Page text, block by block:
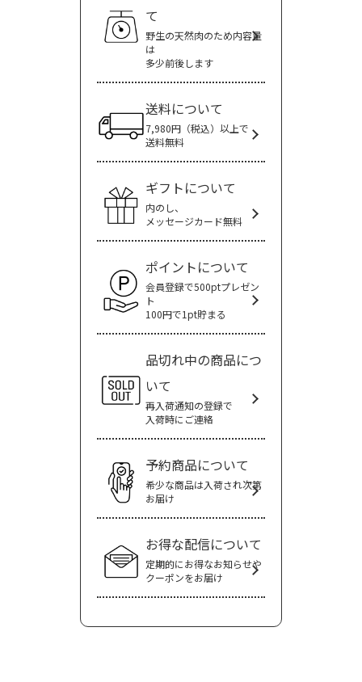
て
野生の天然肉のため内容量
は
多少前後します
送料について
7,980円（税込）以上で
送料無料
ギフトについて
内のし、
メッセージカード無料
ポイントについて
会員登録で500ptプレゼン
ト
100円で1pt貯まる
品切れ中の商品につ
いて
再入荷通知の登録で
入荷時にご連絡
予約商品について
希少な商品は入荷され次第
お届け
お得な配信について
定期的にお得なお知らせや
クーポンをお届け